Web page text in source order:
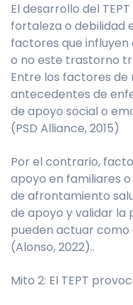
El desarrollo del
fortaleza o debilidad
factores que influyen
o no este trastorno
Entre los factores de
antecedentes de
de apoyo social o
(PSD Alliance, 2015)
Por el contrario,
apoyo en familiares
de afrontamiento
de apoyo y validar
pueden actuar
(Alonso, 2022)..
Mito 2: El TEPT